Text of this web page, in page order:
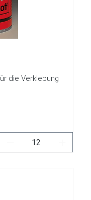
die Verklebung
Produkt Anzahl: